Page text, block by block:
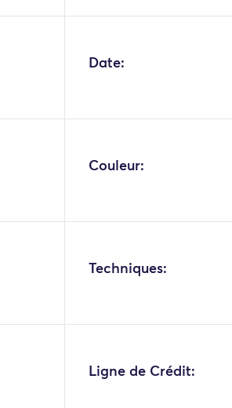
Date:
Couleur:
Techniques:
Ligne de Crédit: